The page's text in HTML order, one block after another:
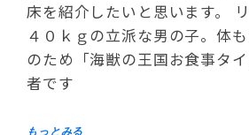
床を紹介したいと思います。
４０ｋｇの立派な男の子。体
のため「海獣の王国お食事タ
者です